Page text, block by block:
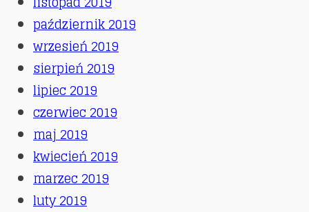
październik 2019
wrzesień 2019
sierpień 2019
lipiec 2019
czerwiec 2019
maj 2019
kwiecień 2019
marzec 2019
luty 2019